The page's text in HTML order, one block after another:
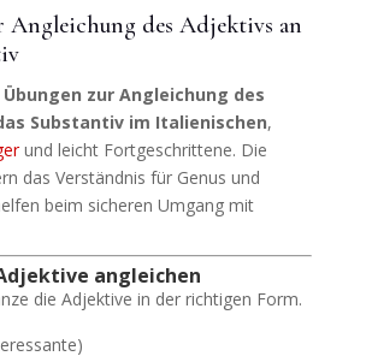
Angleichung des Adjektivs an
Übungen zur Angleichung des
Substantiv im Italienischen,
und leicht Fortgeschrittene. Die
das Verständnis für Genus und
beim sicheren Umgang mit
angleichen
die Adjektive in der richtigen Form.